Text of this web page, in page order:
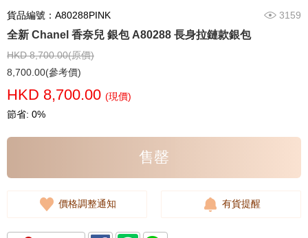
貨品編號：A80288PINK 3159
全新 Chanel 香奈兒 銀包 A80288 長身拉鏈款銀包
HKD 8,700.00(原價)
8,700.00(參考價)
HKD 8,700.00 (現價)
節省: 0%
售罄
價格調整通知 有貨提醒